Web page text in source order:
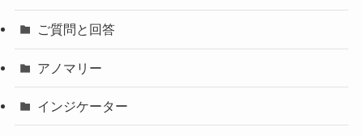
ご質問と回答
アノマリー
インジケーター